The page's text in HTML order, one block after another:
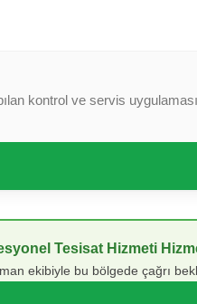
kontrol ve servis
Tesisat Hizmeti
ekibiyle bu bölgede çağrı